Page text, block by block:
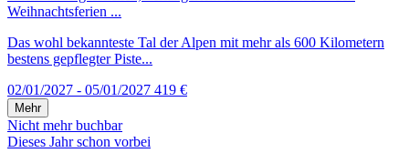
Weihnachtsferien ...
Das wohl bekannteste Tal der Alpen mit mehr als 600 Kilometern
bestens gepflegter Piste...
02/01/2027 - 05/01/2027 419 €
Mehr
Nicht mehr buchbar
Dieses Jahr schon vorbei